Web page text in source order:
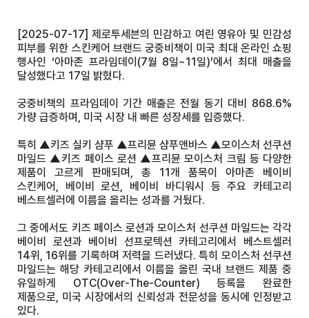
[2025-07-17] 제로투세븐의 민감하고 여린 영유아 및 민감성
피부를 위한 스킨케어 브랜드 궁중비책이 미국 최대 온라인 쇼핑
행사인 ‘아마존 프라임데이(7월 8일~11일)’에서 최대 매출을
달성했다고 17일 밝혔다.
궁중비책의 프라임데이 기간 매출은 전월 동기 대비 868.6%
가량 급증하며, 미국 시장 내 빠른 성장세를 입증했다.
특히 ▲키즈 실키 샴푸 ▲프리뮨 샴푸앤바스 ▲모이스처 선쿠션
마일드 ▲키즈 페이스 로션 ▲프리뮨 모이스처 크림 등 다양한
제품이 고르게 판매되며, 총 11개 품목이 아마존 베이비
스킨케어, 베이비 로션, 베이비 바디워시 등 주요 카테고리
베스트셀러에 이름을 올리는 성과를 거뒀다.
그 중에서도 키즈 페이스 로션과 모이스처 선쿠션 마일드는 각각
베이비 로션과 베이비 선프로텍션 카테고리에서 베스트셀러
14위, 16위를 기록하며 저력을 드러냈다. 특히 모이스처 선쿠션
마일드는 해당 카테고리에서 이름을 올린 국내 브랜드 제품 중
유일하게 OTC(Over-The-Counter) 등록을 완료한
제품으로, 미국 시장에서의 신뢰성과 전문성을 동시에 인정받고
있다.